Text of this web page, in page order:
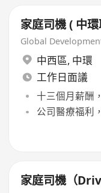
家庭司機 ( 中
Global
中西區, 中環
工作日面議
十三個月薪酬
公司醫療福利
家庭司機（